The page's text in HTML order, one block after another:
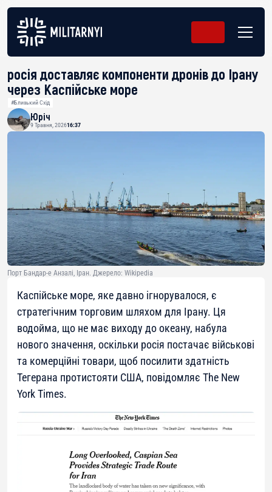
росія доставляє компоненти дронів до Ірану
через Каспійське море
#Близький Схід
Юріч
9 Травня, 202616:37
Порт Бандар-е Анзалі, Іран. Джерело: Wikipedia
Каспійське море, яке давно ігнорувалося, є
стратегічним торговим шляхом для Ірану. Ця
водойма, що не має виходу до океану, набула
нового значення, оскільки росія постачає військові
та комерційні товари, щоб посилити здатність
Тегерана протистояти США, повідомляє The New
York Times.